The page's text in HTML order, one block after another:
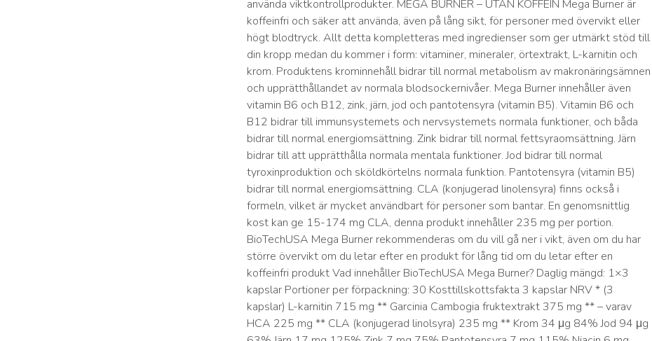
använda viktkontrollprodukter. MEGA BURNER – UTAN KOFFEIN Mega Burner är
koffeinfri och säker att använda, även på lång sikt, för personer med övervikt eller
högt blodtryck. Allt detta kompletteras med ingredienser som ger utmärkt stöd till
din kropp medan du kommer i form: vitaminer, mineraler, örtextrakt, L-karnitin och
krom. Produktens krominnehåll bidrar till normal metabolism av makronäringsämnen
och upprätthållandet av normala blodsockernivåer. Mega Burner innehåller även
vitamin B6 och B12, zink, järn, jod och pantotensyra (vitamin B5). Vitamin B6 och
B12 bidrar till immunsystemets och nervsystemets normala funktioner, och båda
bidrar till normal energiomsättning. Zink bidrar till normal fettsyraomsättning. Järn
bidrar till att upprätthålla normala mentala funktioner. Jod bidrar till normal
tyroxinproduktion och sköldkörtelns normala funktion. Pantotensyra (vitamin B5)
bidrar till normal energiomsättning. CLA (konjugerad linolensyra) finns också i
formeln, vilket är mycket användbart för personer som bantar. En genomsnittlig
kost kan ge 15-174 mg CLA, denna produkt innehåller 235 mg per portion.
BioTechUSA Mega Burner rekommenderas om du vill gå ner i vikt, även om du har
större övervikt om du letar efter en produkt för lång tid om du letar efter en
koffeinfri produkt Vad innehåller BioTechUSA Mega Burner? Daglig mängd: 1×3
kapslar Portioner per förpackning: 30 Kosttillskottsfakta 3 kapslar NRV * (3
kapslar) L-karnitin 715 mg ** Garcinia Cambogia fruktextrakt 375 mg ** – varav
HCA 225 mg ** CLA (konjugerad linolsyra) 235 mg ** Krom 34 μg 84% Jod 94 μg